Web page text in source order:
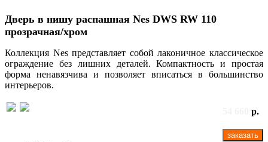
Дверь в нишу распашная Nes DWS RW 110
прозрачная/хром
Коллекция Nes представляет собой лаконичное классическое
ограждение без лишних деталей. Компактность и простая
форма ненавязчива и позволяет вписаться в большинство
интерьеров.
р.
заказать